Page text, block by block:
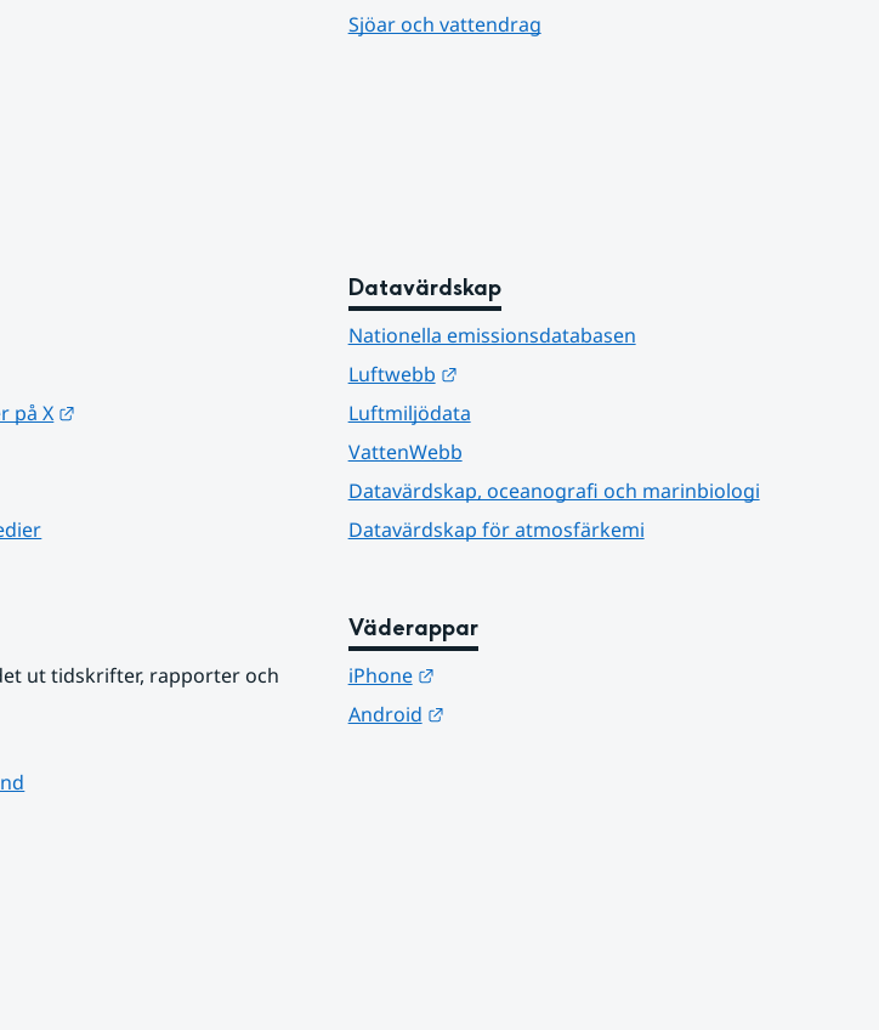
Sjöar och vattendrag
på X
Datavärdskap
Nationella emissionsdatabasen
Luftwebb
Länk till annan webbplats.
Luftmiljödata
VattenWebb
Datavärdskap, oceanografi och marinbiologi
Datavärdskap för atmosfärkemi
ut tidskrifter, rapporter och
Väderappar
iPhone
Länk till annan webbplats.
Android
Länk till annan webbplats.